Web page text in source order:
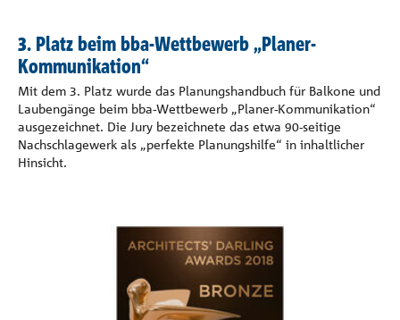
3. Platz beim bba-Wettbewerb „Planer-
Kommunikation“
Mit dem 3. Platz wurde das Planungshandbuch für Balkone und
Laubengänge beim bba-Wettbewerb „Planer-Kommunikation“
ausgezeichnet. Die Jury bezeichnete das etwa 90-seitige
Nachschlagewerk als „perfekte Planungshilfe“ in inhaltlicher
Hinsicht.